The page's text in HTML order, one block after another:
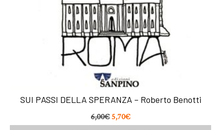
SUI PASSI DELLA SPERANZA – Roberto Benotti
6,00€ 5,70€